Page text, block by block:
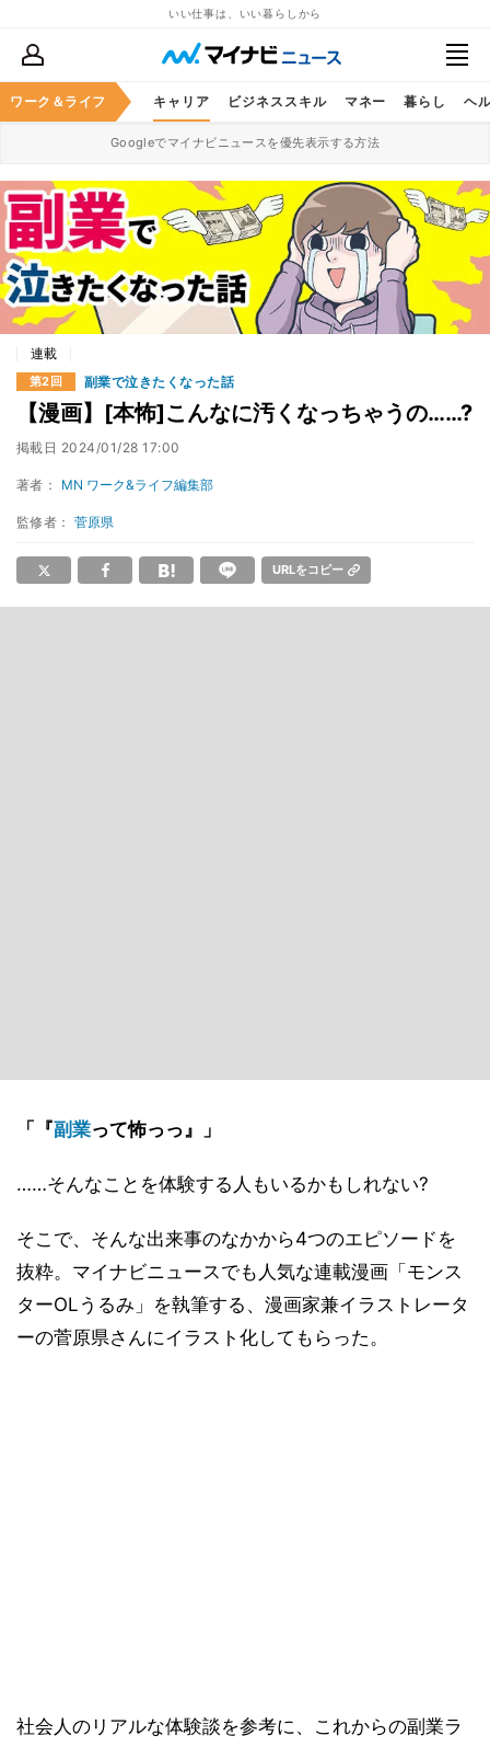
いい仕事は、いい暮らしから
ワーク＆ライフ キャリア ビジネススキル マネー 暮らし ヘ
Googleでマイナビニュースを優先表示する方法
連載
第2回 副業で泣きたくなった話
【漫画】[本怖]こんなに汚くなっちゃうの……?
掲載日 2024/01/28 17:00
著者： MN ワーク&ライフ編集部
監修者：菅原県
URLをコピー
「『副業って怖っっ』」
……そんなことを体験する人もいるかもしれない?
そこで、そんな出来事のなかから4つのエピソードを
抜粋。マイナビニュースでも人気な連載漫画「モンス
ターOLうるみ」を執筆する、漫画家兼イラストレータ
ーの菅原県さんにイラスト化してもらった。
社会人のリアルな体験談を参考に、これからの副業ラ